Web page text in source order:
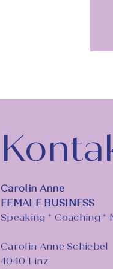
Carolin Anne
FEMALE BUSINESS
Speaking * Coaching *
Carolin Anne Schiebel
4040 Linz